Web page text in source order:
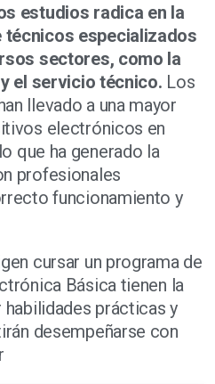
estudios radica en la
técnicos especializados
sectores, como la
el servicio técnico. Los
llevado a una mayor
electrónicos en
que ha generado la
profesionales
funcionamiento y
cursar un programa de
Básica tienen la
prácticas y
desempeñarse con